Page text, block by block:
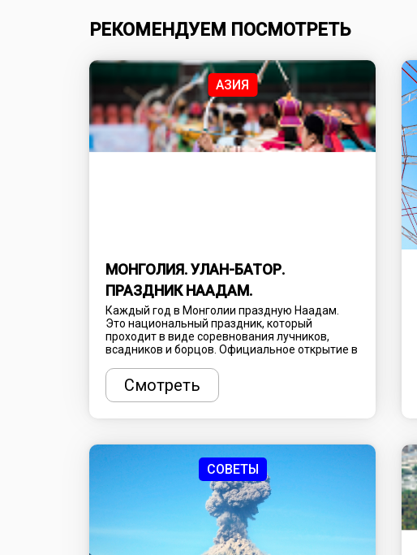
РЕКОМЕНДУЕМ ПОСМОТРЕТЬ
АЗИЯ
МОНГОЛИЯ. УЛАН-БАТОР.
ПРАЗДНИК НААДАМ.
Каждый год в Монголии праздную Наадам.
Это национальный праздник, который
проходит в виде соревнования лучников,
всадников и борцов. Официальное открытие в
штандартов Чингисхана. После чего
начинаются сами соревнования, которые
проходят по олимпийской системе.
Смотреть
СОВЕТЫ